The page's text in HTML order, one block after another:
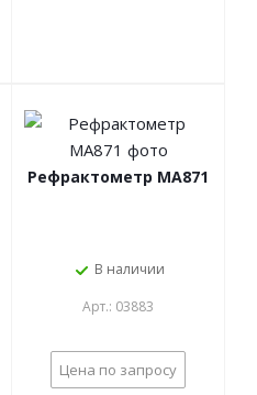
Рефрактометр MA871
В наличии
Арт.: 03883
Цена по запросу